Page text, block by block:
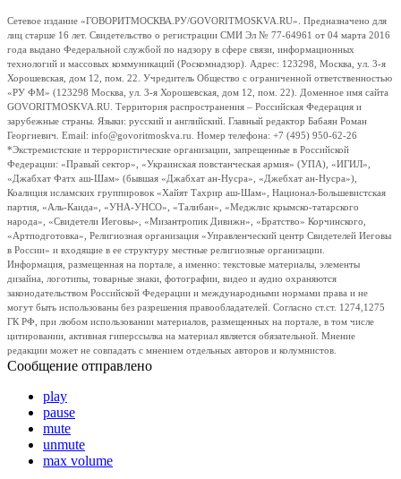
Сетевое издание «ГОВОРИТМОСКВА.РУ/GOVORITMOSKVA.RU». Предназначено для
лиц старше 16 лет. Свидетельство о регистрации СМИ Эл № 77-64961 от 04 марта 2016
года выдано Федеральной службой по надзору в сфере связи, информационных
технологий и массовых коммуникаций (Роскомнадзор). Адрес: 123298, Москва, ул. 3-я
Хорошевская, дом 12, пом. 22. Учредитель Общество с ограниченной ответственностью
«РУ ФМ» (123298 Москва, ул. 3-я Хорошевская, дом 12, пом. 22). Доменное имя сайта
GOVORITMOSKVA.RU. Территория распространения – Российская Федерация и
зарубежные страны. Языки: русский и английский. Главный редактор Бабаян Роман
Георгиевич. Email: info@govoritmoskva.ru. Номер телефона: +7 (495) 950-62-26
*Экстремистские и террористические организации, запрещенные в Российской
Федерации: «Правый сектор», «Украинская повстанческая армия» (УПА), «ИГИЛ»,
«Джабхат Фатх аш-Шам» (бывшая «Джабхат ан-Нусра», «Джебхат ан-Нусра»),
Коалиция исламских группировок «Хайят Тахрир аш-Шам», Национал-Большевистская
партия, «Аль-Каида», «УНА-УНСО», «Талибан», «Меджлис крымско-татарского
народа», «Свидетели Иеговы», «Мизантропик Дивижн», «Братство» Корчинского,
«Артподготовка», Религиозная организация «Управленческий центр Свидетелей Иеговы
в России» и входящие в ее структуру местные религиозные организации.
Информация, размещенная на портале, а именно: текстовые материалы, элементы
дизайна, логотипы, товарные знаки, фотографии, видео и аудио охраняются
законодательством Российской Федерации и международными нормами права и не
могут быть использованы без разрешения правообладателей. Согласно ст.ст. 1274,1275
ГК РФ, при любом использовании материалов, размещенных на портале, в том числе
цитировании, активная гиперссылка на материал является обязательной. Мнение
редакции может не совпадать с мнением отдельных авторов и колумнистов.
Сообщение отправлено
play
pause
mute
unmute
max volume